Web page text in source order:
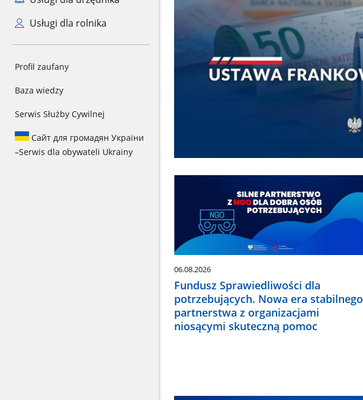
Usługi dla rolnika
Profil zaufany
Baza wiedzy
Serwis Służby Cywilnej
Сайт для громадян України
–Serwis dla obywateli Ukrainy
06.08.2026
Fundusz Sprawiedliwości dla
potrzebujących. Nowa era stabilnego
partnerstwa z organizacjami
niosącymi skuteczną pomoc